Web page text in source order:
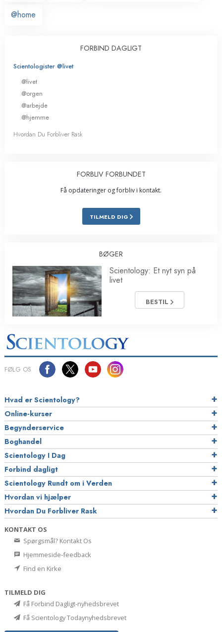
@home
FORBIND DAGLIGT
Scientologister @livet
@livet
@orgen
@arbejde
@hjemme
Hvordan Du Forbliver Rask
FORBLIV FORBUNDET
Få opdateringer og forbliv i kontakt.
TILMELD DIG
BØGER
Scientology: Et nyt syn på
livet
BESTIL
FØLG OS
Hvad er Scientology?
Online-kurser
Begynderservice
Boghandel
Scientology I Dag
Forbind dagligt
Scientology Rundt om i Verden
Hvordan vi hjælper
Hvordan Du Forbliver Rask
KONTAKT OS
Spørgsmål? Kontakt Os
Hjemmeside-feedback
Find en Kirke
TILMELD DIG
Få Forbind Dagligt-nyhedsbrevet
Få Scientology Todaynyhedsbrevet